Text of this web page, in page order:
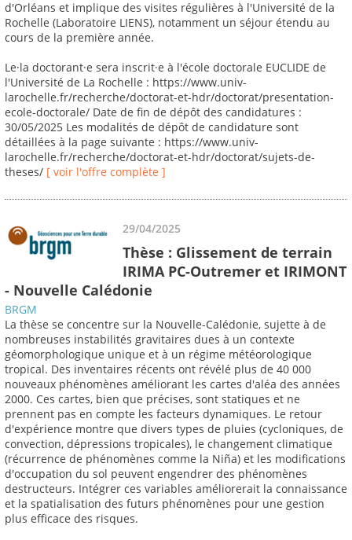
d'Orléans et implique des visites régulières à l'Université de la
Rochelle (Laboratoire LIENS), notamment un séjour étendu au
cours de la première année.
Le·la doctorant·e sera inscrit·e à l'école doctorale EUCLIDE de
l'Université de La Rochelle : https://www.univ-
larochelle.fr/recherche/doctorat-et-hdr/doctorat/presentation-
ecole-doctorale/ Date de fin de dépôt des candidatures :
30/05/2025 Les modalités de dépôt de candidature sont
détaillées à la page suivante : https://www.univ-
larochelle.fr/recherche/doctorat-et-hdr/doctorat/sujets-de-
theses/ [ voir l'offre complète ]
29/04/2025
Thèse : Glissement de terrain
IRIMA PC-Outremer et IRIMONT
- Nouvelle Calédonie
BRGM
La thèse se concentre sur la Nouvelle-Calédonie, sujette à de
nombreuses instabilités gravitaires dues à un contexte
géomorphologique unique et à un régime météorologique
tropical. Des inventaires récents ont révélé plus de 40 000
nouveaux phénomènes améliorant les cartes d'aléa des années
2000. Ces cartes, bien que précises, sont statiques et ne
prennent pas en compte les facteurs dynamiques. Le retour
d'expérience montre que divers types de pluies (cycloniques, de
convection, dépressions tropicales), le changement climatique
(récurrence de phénomènes comme la Niña) et les modifications
d'occupation du sol peuvent engendrer des phénomènes
destructeurs. Intégrer ces variables améliorerait la connaissance
et la spatialisation des futurs phénomènes pour une gestion
plus efficace des risques.